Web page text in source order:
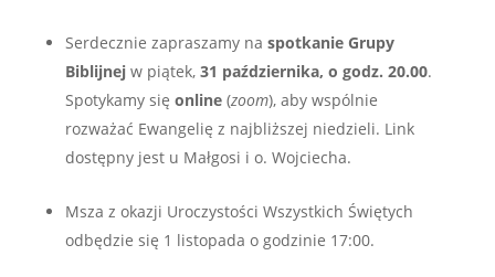
Serdecznie zapraszamy na spotkanie Grupy
Biblijnejw piątek, 31 października, o godz. 20.00.
Spotykamy się online(zoom), aby wspólnie
rozważać Ewangelię z najbliższej niedzieli. Link
dostępny jest u Małgosi i o. Wojciecha.
Msza z okazji Uroczystości Wszystkich Świętych
odbędzie się 1 listopada o godzinie 17:00.